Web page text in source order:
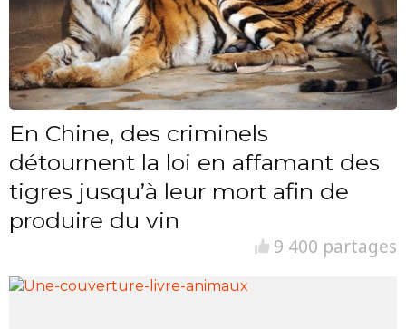
En Chine, des criminels
détournent la loi en affamant des
tigres jusqu’à leur mort afin de
produire du vin
9 400 partages